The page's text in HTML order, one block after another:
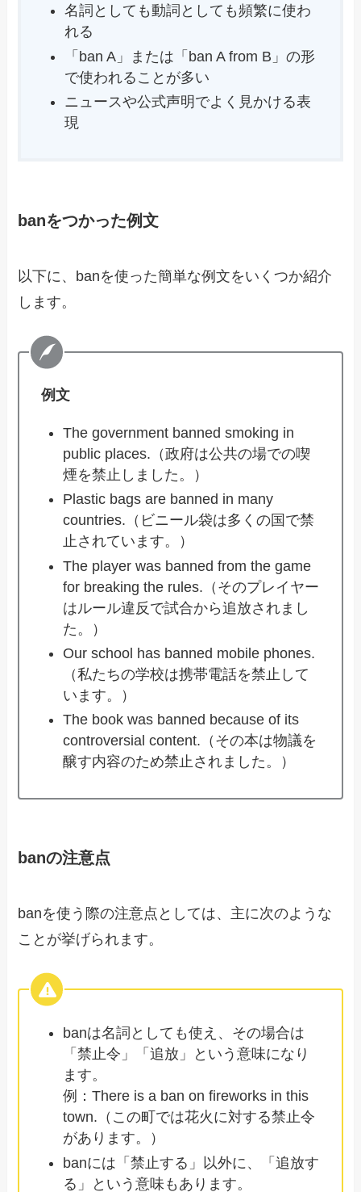
名詞としても動詞としても頻繁に使わ
れる
「ban A」または「ban A from B」の形
で使われることが多い
ニュースや公式声明でよく見かける表
現
banをつかった例文
以下に、banを使った簡単な例文をいくつか紹介
します。
例文
The government banned smoking in
public places.（政府は公共の場での喫
煙を禁止しました。）
Plastic bags are banned in many
countries.（ビニール袋は多くの国で禁
止されています。）
The player was banned from the game
for breaking the rules.（そのプレイヤー
はルール違反で試合から追放されまし
た。）
Our school has banned mobile phones.
（私たちの学校は携帯電話を禁止して
います。）
The book was banned because of its
controversial content.（その本は物議を
醸す内容のため禁止されました。）
banの注意点
banを使う際の注意点としては、主に次のような
ことが挙げられます。
banは名詞としても使え、その場合は
「禁止令」「追放」という意味になり
ます。
例：There is a ban on fireworks in this
town.（この町では花火に対する禁止令
があります。）
banには「禁止する」以外に、「追放す
る」という意味もあります。